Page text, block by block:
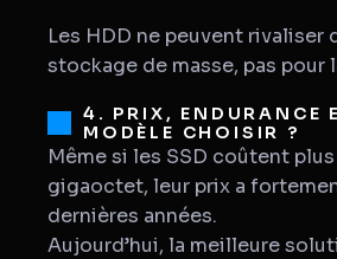
Les HDD ne peuvent rivaliser
stockage de masse, pas pour
4. PRIX, ENDURANCE
MODÈLE CHOISIR ?
Même si les SSD coûtent plus
gigaoctet, leur prix a
dernières années.
Aujourd’hui, la meilleure